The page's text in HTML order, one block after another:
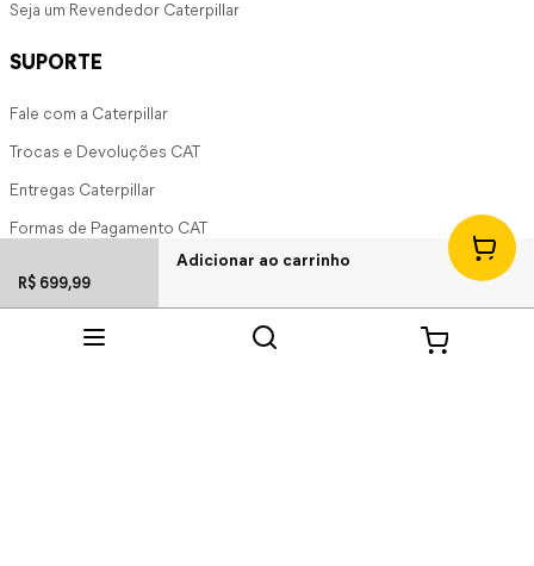
R$ 699,99
Adicionar ao carrinho
Seja um Revendedor Caterpillar
SUPORTE
Fale com a Caterpillar
Trocas e Devoluções CAT
Entregas Caterpillar
Formas de Pagamento CAT
Política de Privacidade